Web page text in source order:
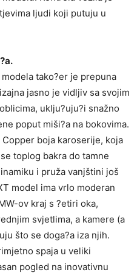
ljudi koji putuju u
tako?er je prepuna
jasno je vidljiv sa svojim
uklju?uju?i snažno
poput miši?a na bokovima.
boja karoserije, koja
toplog bakra do tamne
i pruža vanjštini još
model ima vrlo moderan
ov kraj s ?etiri oka,
svjetlima, a kamere (a
što se doga?a iza njih.
spaja u veliki
pogled na inovativnu